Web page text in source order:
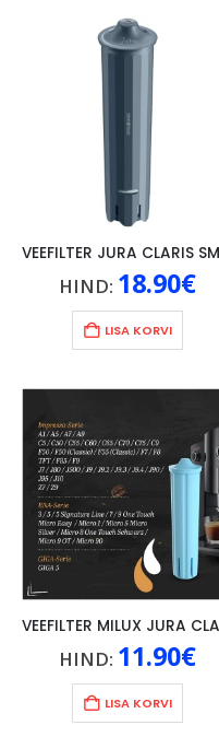
HIND: 18.90€
LISA KORVI
HIND: 11.90€
LISA KORVI